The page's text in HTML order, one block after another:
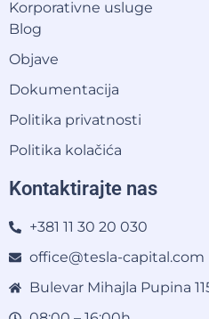
Korporativne usluge
Blog
Objave
Dokumentacija
Politika privatnosti
Politika kolačića
Kontaktirajte nas
+381 11 30 20 030
office@tesla-capital.com
Bulevar Mihajla Pupina